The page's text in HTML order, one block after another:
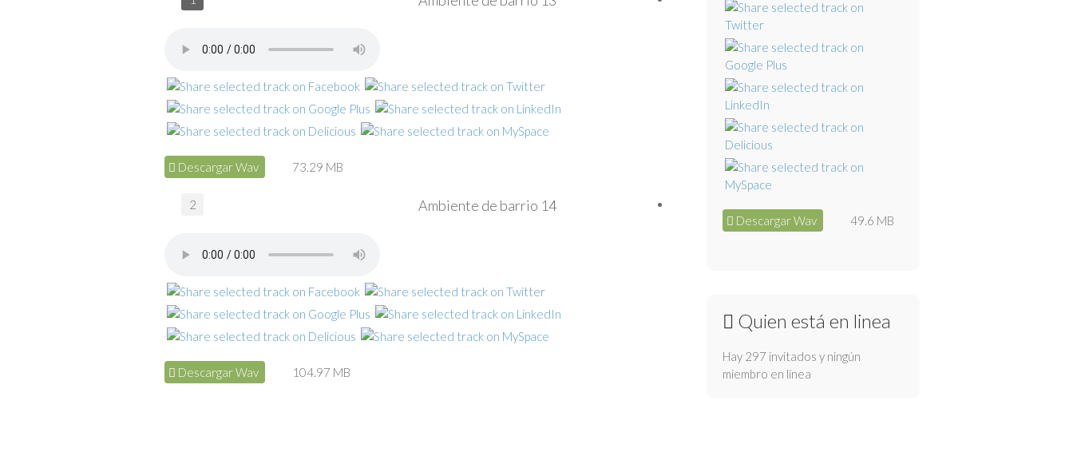
Descargar Wav 73.29 MB
Ambiente de barrio 14
Descargar Wav 104.97 MB
2
Descargar Wav 49.6 MB
Quien está en linea
Hay 297 invitados y ningún
miembro en línea